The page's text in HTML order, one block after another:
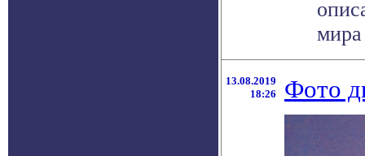
13.08.2019
18:26
Фото